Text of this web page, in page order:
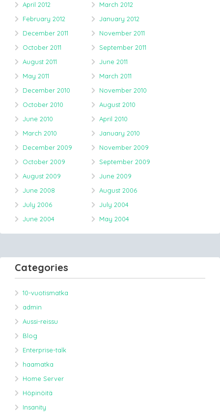
April 2012
March 2012
February 2012
January 2012
December 2011
November 2011
October 2011
September 2011
August 2011
June 2011
May 2011
March 2011
December 2010
November 2010
October 2010
August 2010
June 2010
April 2010
March 2010
January 2010
December 2009
November 2009
October 2009
September 2009
August 2009
June 2009
June 2008
August 2006
July 2006
July 2004
June 2004
May 2004
Categories
10-vuotismatka
admin
Aussi-reissu
Blog
Enterprise-talk
haamatka
Home Server
Höpinöitä
Insanity